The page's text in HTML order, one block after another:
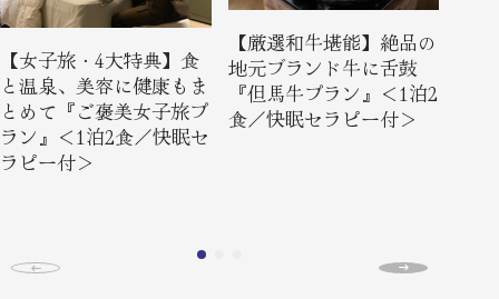
【女子旅・4大特典】食
と温泉、美容に健康もま
とめて『ご褒美女子旅プ
ラン』＜1泊2食／快眠セ
ラピー付＞
【厳選和牛堪能】絶品の
地元ブランド牛に舌鼓
『但馬牛プラン』＜1泊2
食／快眠セラピー付＞